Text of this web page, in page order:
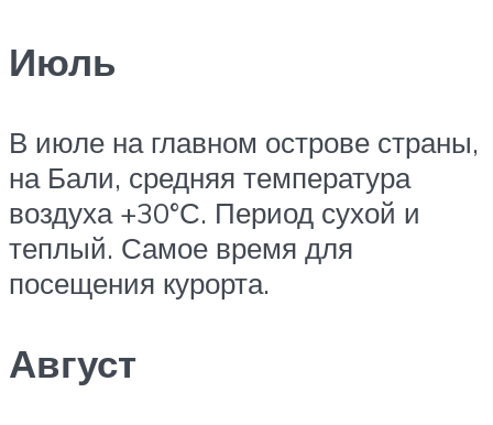
Июль
В июле на главном острове страны,
на Бали, средняя температура
воздуха +30°С. Период сухой и
теплый. Самое время для
посещения курорта.
Август